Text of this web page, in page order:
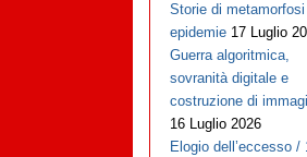
Storie di metamorfosi
epidemie 17 Luglio
Guerra algoritmica,
sovranità digitale e
costruzione di
16 Luglio 2026
Elogio dell’eccesso /